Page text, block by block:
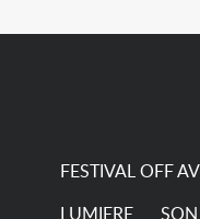
FESTIVAL OFF
LUMIERE SON